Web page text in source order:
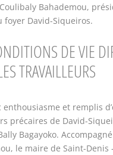
Bahademou,
foyer David-Siqueiros.
DE VIE
TRAVAILLEURS
enthousiasme et remplis
précaires de David-
Bagayoko.
le maire de Saint-Denis